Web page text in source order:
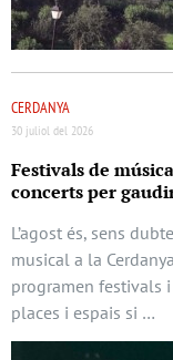
CERDANYA
30 juliol del 2026
Festivals de
concerts per
L’agost és, sens
musical a la
programen festivals
places i espais si …